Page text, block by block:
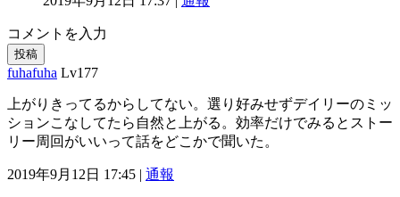
コメントを入力
投稿
fuhafuha Lv177
上がりきってるからしてない。選り好みせずデイリーのミッ
ションこなしてたら自然と上がる。効率だけでみるとストー
リー周回がいいって話をどこかで聞いた。
2019年9月12日 17:45 | 通報